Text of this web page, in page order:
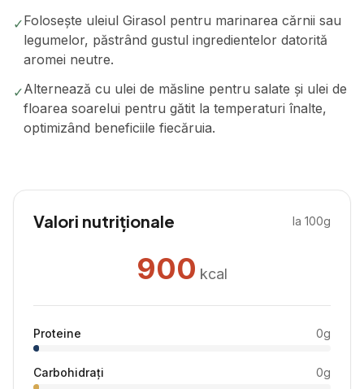
✓Folosește uleiul Girasol pentru marinarea cărnii sau
legumelor, păstrând gustul ingredientelor datorită
aromei neutre.
✓Alternează cu ulei de măsline pentru salate și ulei de
floarea soarelui pentru gătit la temperaturi înalte,
optimizând beneficiile fiecăruia.
Valori nutriționale la 100g
900 kcal
Proteine 0g
Carbohidrați 0g